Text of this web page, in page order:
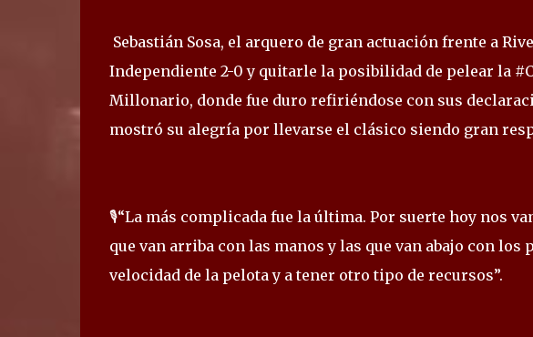
Sebastián Sosa, el arquero de gran actuación frente a
Independiente 2-0 y quitarle la posibilidad de pelear la
Millonario, donde fue duro refiriéndose con sus
mostró su alegría por llevarse el clásico siendo gran
🎙️“La más complicada fue la última. Por suerte hoy nos
que van arriba con las manos y las que van abajo con los
velocidad de la pelota y a tener otro tipo de recursos”.